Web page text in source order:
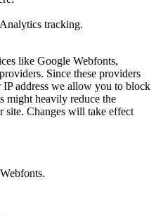
tracking.
like Google Webfonts,
Since these providers
address we allow you to block
might heavily reduce the
site. Changes will take effect